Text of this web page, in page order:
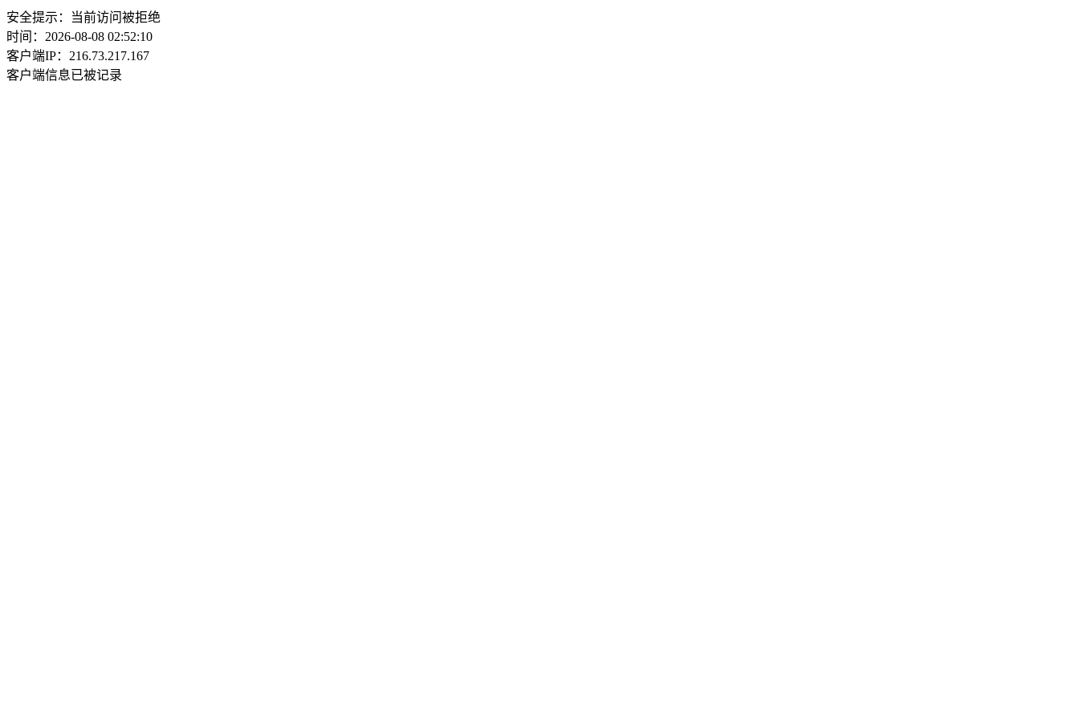
安全提示：当前访问被拒绝
时间：2026-08-08 02:52:10
客户端IP：216.73.217.167
客户端信息已被记录